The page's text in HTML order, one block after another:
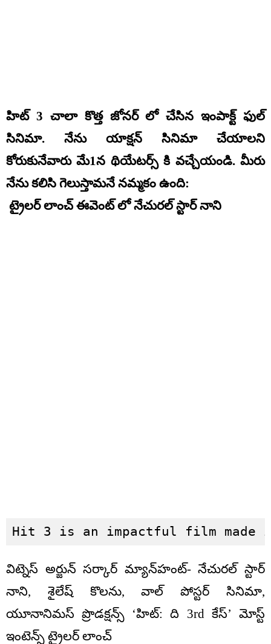
హిట్ 3 చాలా కొత్త జోనర్ లో చేసిన ఇంపాక్ట్ ఫుల్
సినిమా. నేను యాక్షన్ సినిమా చేయాలని
కోరుకునేవారు మే1న థియేటర్స్ కి వచ్చేయండి. మీరు
నేను కలిసి గెలుస్తామనే నమ్మకం ఉంది:
ట్రైలర్ లాంచ్ ఈవెంట్ లో నేచురల్ స్టార్ నాని
Hit 3 is an impactful film made
విట్నెస్ అర్జున్ సర్కార్ మ్యాన్‌హంట్- నేచురల్ స్టార్
నాని, శైలేష్ కొలను, వాల్ పోస్టర్ సినిమా,
యూనానిమస్ ప్రొడక్షన్స్ ‘హిట్: ది 3rd కేస్’ మోస్ట్
ఇంటెన్స్ ట్రైలర్ లాంచ్